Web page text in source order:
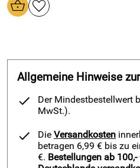
Allgemeine Hinweise
Der Mindestbestellwert
MwSt.).
Die Versandkosten
betragen 6,99 € bis zu
€. Bestellungen ab